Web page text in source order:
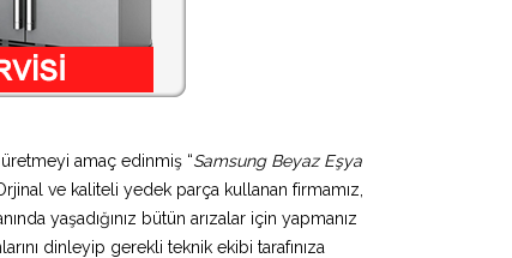
amaç edinmiş “Samsung Beyaz Eşya
ve kaliteli yedek parça kullanan firmamız,
yaşadığınız bütün arızalar için yapmanız
dinleyip gerekli teknik ekibi tarafınıza